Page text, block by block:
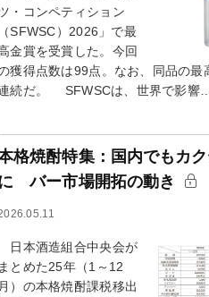
・コンペティション
（SFWSC）2026」で最
金賞を受賞した。今回
獲得点数は99点。なお、同品の最
続だ。 SFWSCは、世界で影響
格焼酎特集：国内でもカ
バー市場開拓の動き
日本酒造組合中央会が
まとめた25年（1～12
月）の本格焼酎課税移出